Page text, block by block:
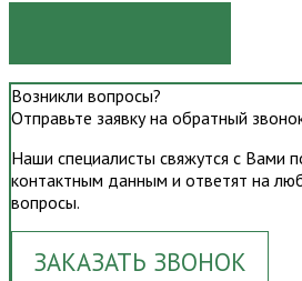
Возникли вопросы?
Отправьте заявку на обратный
Наши специалисты свяжутся с Вами
контактным данным и ответят на
вопросы.
ЗАКАЗАТЬ ЗВОНОК